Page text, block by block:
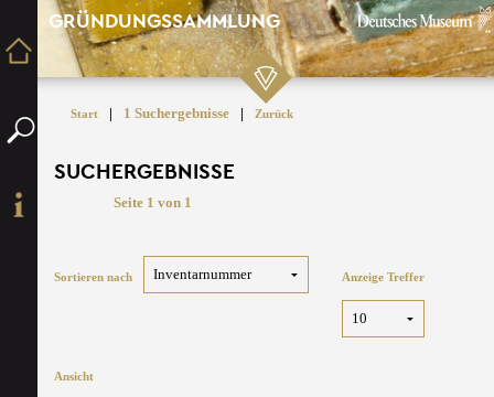
GRÜNDUNGSSAMMLUNG
Start | 1 Suchergebnisse | Zurück
SUCHERGEBNISSE
Seite 1 von 1
Sortieren nach Anzeige Treffer
Ansicht